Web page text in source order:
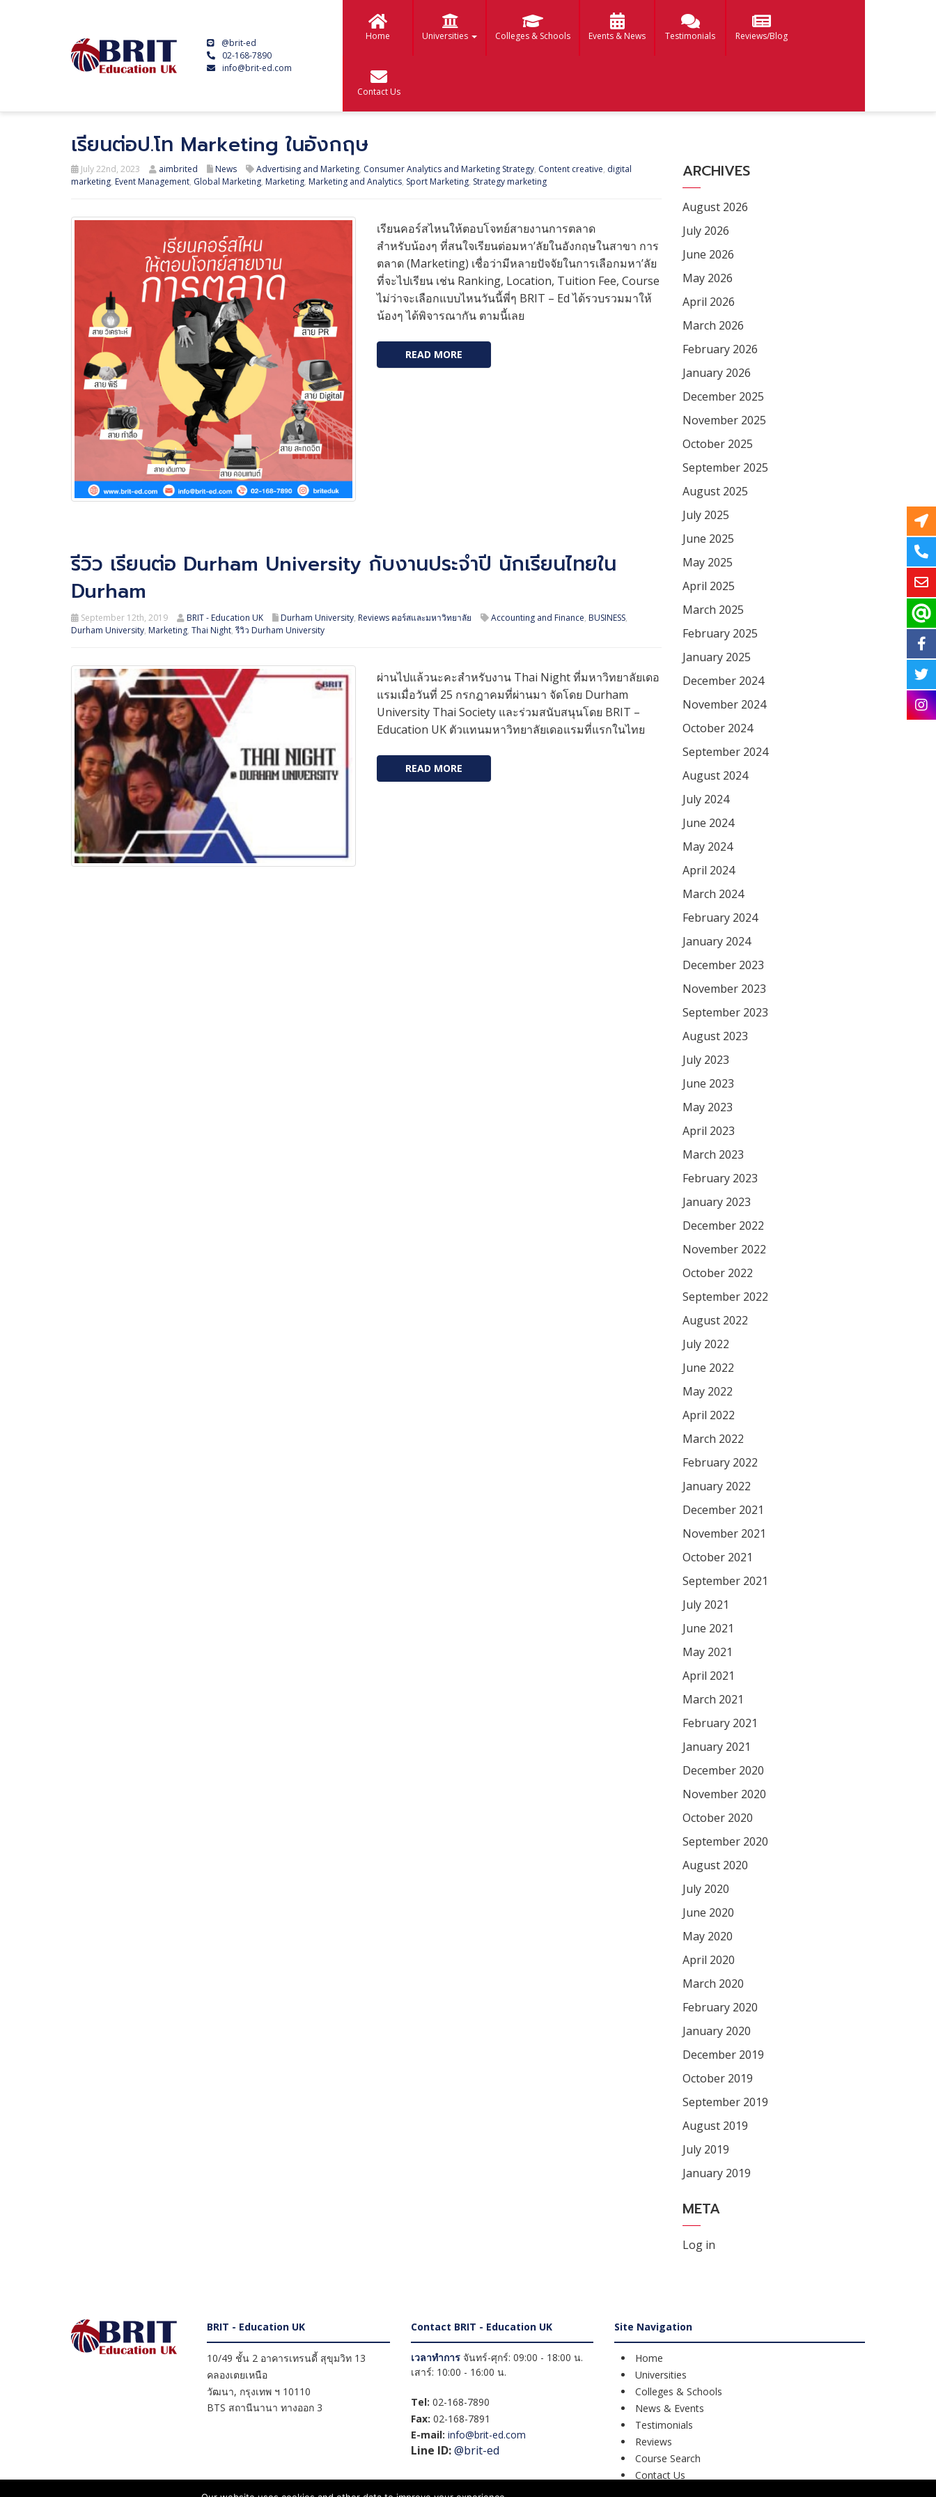
@brit-ed
02-168-7890
info@brit-ed.com
Home Universities Colleges & Schools Events & News Testimonials Reviews/Blog
Contact Us
เรียนต่อป.โท Marketing ในอังกฤษ
July 22nd, 2023 aimbrited News Advertising and Marketing, Consumer Analytics and Marketing Strategy, Content creative, digital
marketing, Event Management, Global Marketing, Marketing, Marketing and Analytics, Sport Marketing, Strategy marketing
เรียนคอร์สไหนให้ตอบโจทย์สายงานการตลาด
สำหรับน้องๆ ที่สนใจเรียนต่อมหา’ลัยในอังกฤษในสาขา การ
ตลาด (Marketing) เชื่อว่ามีหลายปัจจัยในการเลือกมหา’ลัย
ที่จะไปเรียน เช่น Ranking, Location, Tuition Fee, Course
ไม่ว่าจะเลือกแบบไหนวันนี้พี่ๆ BRIT – Ed ได้รวบรวมมาให้
น้องๆ ได้พิจารณากัน ตามนี้เลย
READ MORE
รีวิว เรียนต่อ Durham University กับงานประจำปี นักเรียนไทยใน
Durham
September 12th, 2019 BRIT - Education UK Durham University, Reviews คอร์สและมหาวิทยาลัย Accounting and Finance, BUSINESS,
Durham University, Marketing, Thai Night,รีวิว Durham University
ผ่านไปแล้วนะคะสำหรับงาน Thai Night ที่มหาวิทยาลัยเดอ
แรมเมื่อวันที่ 25 กรกฎาคมที่ผ่านมา จัดโดย Durham
University Thai Society และร่วมสนับสนุนโดย BRIT –
Education UK ตัวแทนมหาวิทยาลัยเดอแรมที่แรกในไทย
READ MORE
ARCHIVES
August 2026
July 2026
June 2026
May 2026
April 2026
March 2026
February 2026
January 2026
December 2025
November 2025
October 2025
September 2025
August 2025
July 2025
June 2025
May 2025
April 2025
March 2025
February 2025
January 2025
December 2024
November 2024
October 2024
September 2024
August 2024
July 2024
June 2024
May 2024
April 2024
March 2024
February 2024
January 2024
December 2023
November 2023
September 2023
August 2023
July 2023
June 2023
May 2023
April 2023
March 2023
February 2023
January 2023
December 2022
November 2022
October 2022
September 2022
August 2022
July 2022
June 2022
May 2022
April 2022
March 2022
February 2022
January 2022
December 2021
November 2021
October 2021
September 2021
July 2021
June 2021
May 2021
April 2021
March 2021
February 2021
January 2021
December 2020
November 2020
October 2020
September 2020
August 2020
July 2020
June 2020
May 2020
April 2020
March 2020
February 2020
January 2020
December 2019
October 2019
September 2019
August 2019
July 2019
January 2019
META
Log in
BRIT - Education UK
10/49 ชั้น 2 อาคารเทรนดี้ สุขุมวิท 13
คลองเตยเหนือ
วัฒนา, กรุงเทพ ฯ 10110
BTS สถานีนานา ทางออก 3
Contact BRIT - Education UK
เวลาทำการจันทร์-ศุกร์: 09:00 - 18:00 น.
เสาร์: 10:00 - 16:00 น.
Tel: 02-168-7890
Fax: 02-168-7891
E-mail: info@brit-ed.com
Line ID:@brit-ed
Site Navigation
Home
Universities
Colleges & Schools
News & Events
Testimonials
Reviews
Course Search
Contact Us